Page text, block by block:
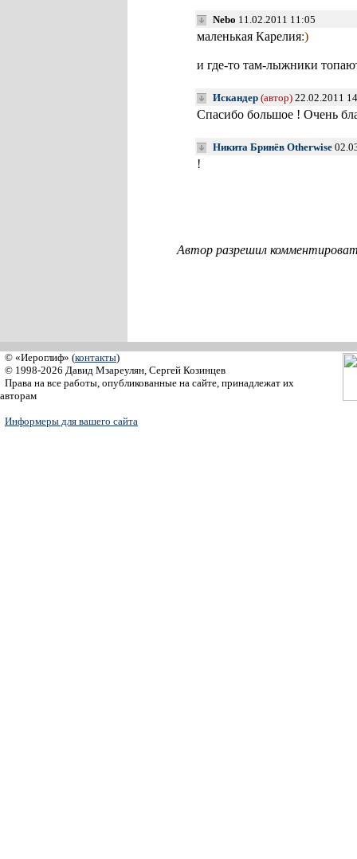
Nebo 11.02.2011 11:05
маленькая Карелия:)
и где-то там-лыжники
Искандер (автор) 22.02.2011
Спасибо большое ! Очень
Никита Бринёв Otherwise
!
Автор разрешил
© «Иероглиф» (контакты)
© 1998-2026 Давид Мзареулян, Сергей Козинцев
Права на все работы, опубликованные на сайте, принадлежат их
авторам
Информеры для вашего сайта